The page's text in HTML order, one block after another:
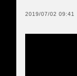
2019/07/02 09:41